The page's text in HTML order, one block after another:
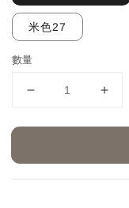
米色27
數量